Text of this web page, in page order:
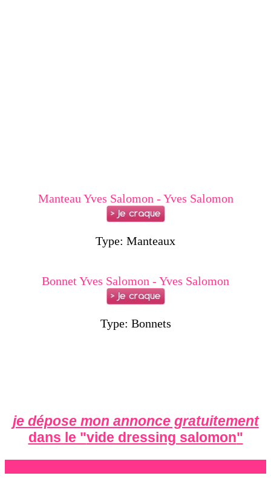
Manteau Yves Salomon - Yves Salomon
Type: Manteaux
Bonnet Yves Salomon - Yves Salomon
Type: Bonnets
je dépose mon annonce gratuitement
dans le "vide dressing salomon"